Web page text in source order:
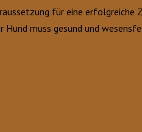
für eine erfolgreiche
Hund muss gesund und